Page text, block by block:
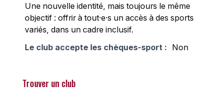
Une nouvelle identité, mais toujours le même
objectif : offrir à tout·e·s un accès à des sports
variés, dans un cadre inclusif.
Le club accepte les chèques-sport : Non
Trouver un club